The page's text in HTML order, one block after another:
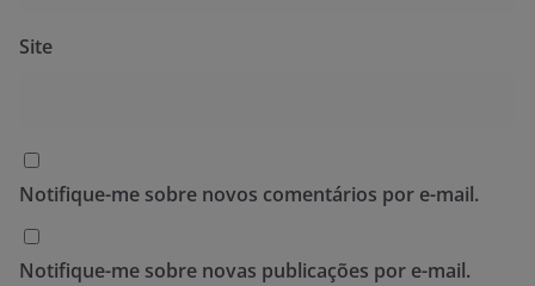
Site
Notifique-me sobre novos comentários por e-mail.
Notifique-me sobre novas publicações por e-mail.